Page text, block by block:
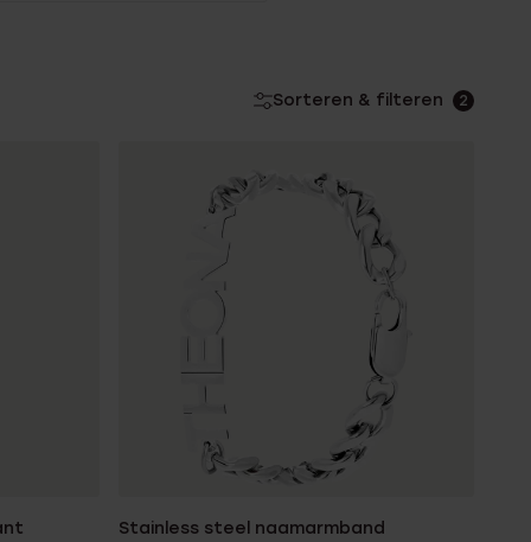
Sorteren & filteren 2
Stainless steel naamarmband